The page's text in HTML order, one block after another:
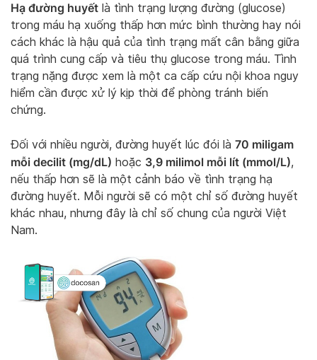
Hạ đường huyết là tình trạng lượng đường (glucose)
trong máu hạ xuống thấp hơn mức bình thường hay nói
cách khác là hậu quả của tình trạng mất cân bằng giữa
quá trình cung cấp và tiêu thụ glucose trong máu. Tình
trạng nặng được xem là một ca cấp cứu nội khoa nguy
hiểm cần được xử lý kịp thời để phòng tránh biến
chứng.
Đối với nhiều người, đường huyết lúc đói là 70 miligam
mỗi decilit (mg/dL) hoặc 3,9 milimol mỗi lít (mmol/L),
nếu thấp hơn sẽ là một cảnh báo về tình trạng hạ
đường huyết. Mỗi người sẽ có một chỉ số đường huyết
khác nhau, nhưng đây là chỉ số chung của người Việt
Nam.